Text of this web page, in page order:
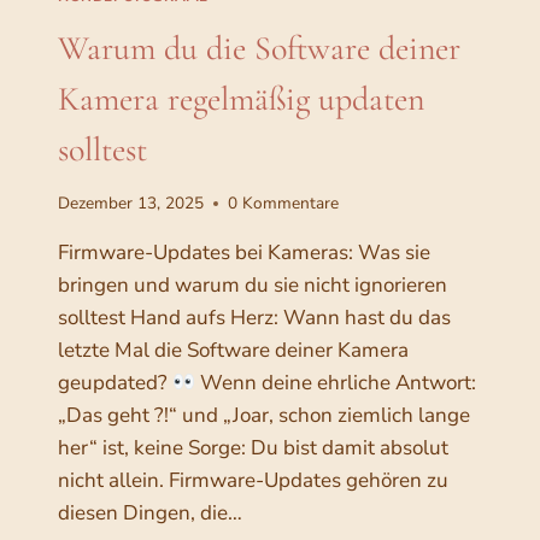
I
A
L
U
D
F
O
T
O
R
A
F
N
I
D
L
L
F
O
T
O
R
A
F
D
Warum du die Software deiner
Kamera regelmäßig updaten
solltest
Dezember 13, 2025 0 Kommentare
Firmware-Updates bei Kameras: Was sie
bringen und warum du sie nicht ignorieren
solltest Hand aufs Herz: Wann hast du das
letzte Mal die Software deiner Kamera
geupdated?
Wenn deine ehrliche Antwort:
„Das geht ?!“ und „Joar, schon ziemlich lange
her“ ist, keine Sorge: Du bist damit absolut
nicht allein. Firmware-Updates gehören zu
diesen Dingen, die…